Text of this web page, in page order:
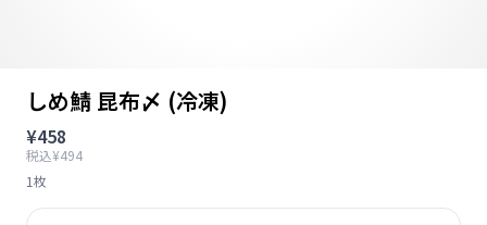
しめ鯖 昆布〆 (冷凍)
¥458
税込¥494
1枚